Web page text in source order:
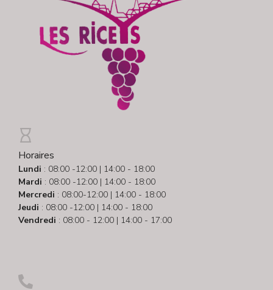
Horaires
Lundi : 08:00 -12:00 | 14:00 - 18:00
Mardi : 08:00 -12:00 | 14:00 - 18:00
Mercredi : 08:00-12:00 | 14:00 - 18:00
Jeudi : 08:00 -12:00 | 14:00 - 18:00
Vendredi : 08:00 - 12:00 | 14:00 - 17:00